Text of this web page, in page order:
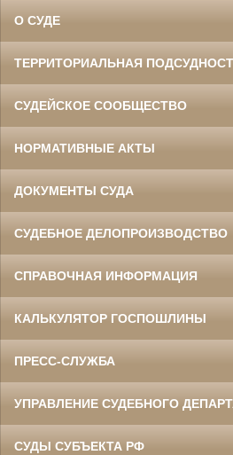
О СУДЕ
ТЕРРИТОРИАЛЬНАЯ
СУДЕЙСКОЕ СООБЩЕСТВО
НОРМАТИВНЫЕ АКТЫ
ДОКУМЕНТЫ СУДА
СУДЕБНОЕ ДЕЛОПРОИЗВОДСТВО
СПРАВОЧНАЯ ИНФОРМАЦИЯ
КАЛЬКУЛЯТОР ГОСПОШЛИНЫ
ПРЕСС-СЛУЖБА
УПРАВЛЕНИЕ СУДЕБНОГО
СУДЫ СУБЪЕКТА РФ